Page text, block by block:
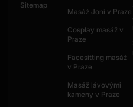
Sitemap
Masáž Joni v Praze
Cosplay masáž v
Praze
Facesitting masáž
v Praze
Masáž lávovými
kameny v Praze